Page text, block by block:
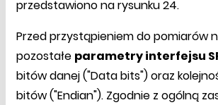
przedstawiono na rysunku 24.
Przed przystąpieniem do pomiarów
pozostałe parametry interfejsu
bitów danej ("Data bits") oraz
bitów ("Endian"). Zgodnie z ogólną